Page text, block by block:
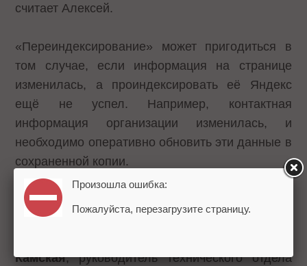
считает Алексей.
«Переиндексирование» может пригодиться в
том случае, если информация на странице
изменилась, а проиндексировать её Яндекс
ещё не успел. Например, контактная
информация организации изменилась, и
необходимо оперативно обновить эти данные в
сохраненной копии.
В целом, нововведение очень полезное как
для вебмастеров, так и для пользователей. Но
Камская, руководитель технического отдела
Произошла ошибка:
Пожалуйста, перезагрузите страницу.